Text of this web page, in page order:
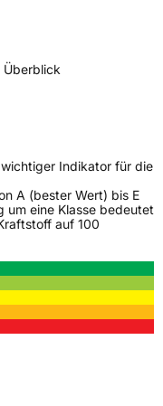
Überblick
Indikator für die
A (bester Wert) bis E
um eine Klasse bedeutet
auf 100